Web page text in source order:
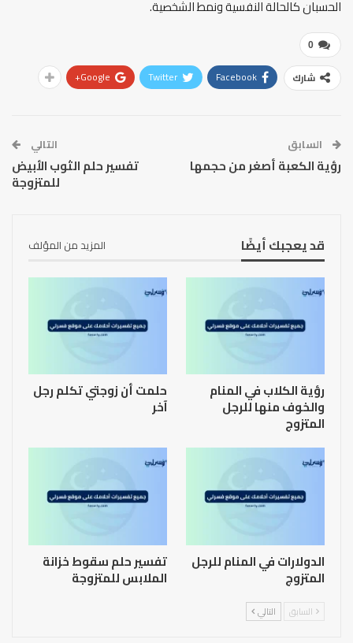
الحسبان كالحالة النفسية ونمط الشخصية.
0
شارك Facebook
Twitter
Google+
السابق
رؤية الكعبة أصغر من حجمها
التالي
تفسير حلم الثوب الأبيض
للمتزوجة
قد يعجبك أيضًا المزيد من المؤلف
رؤية الكلاب في المنام
والخوف منها للرجل
المتزوج
حلمت أن زوجتي تكلم رجل
آخر
الدولارات في المنام للرجل
المتزوج
تفسير حلم سقوط خزانة
الملابس للمتزوجة
السابق التالي